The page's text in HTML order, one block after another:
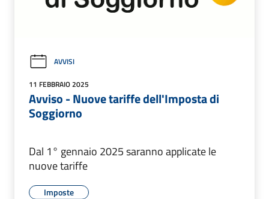
AVVISI
11 FEBBRAIO 2025
Avviso - Nuove tariffe dell'Imposta di
Soggiorno
Dal 1° gennaio 2025 saranno applicate le
nuove tariffe
Imposte